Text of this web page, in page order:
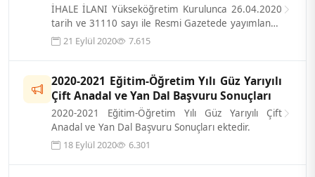
İHALE İLANI Yükseköğretim Kurulunca 26.04.2020
tarih ve 31110 sayı ile Resmi Gazetede yayımlanan
Konya Gıda ve Tarım Üniversite...
21 Eylül 2020 7.615
2020-2021 Eğitim-Öğretim Yılı Güz Yarıyılı
Çift Anadal ve Yan Dal Başvuru Sonuçları
2020-2021 Eğitim-Öğretim Yılı Güz Yarıyılı Çift
Anadal ve Yan Dal Başvuru Sonuçları ektedir.
18 Eylül 2020
6.301